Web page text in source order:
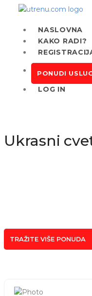
NASLOVNA
KAKO RADI?
PONUDI
LOG IN
Ukrasni
TRAŽITE VIŠE PONUDA